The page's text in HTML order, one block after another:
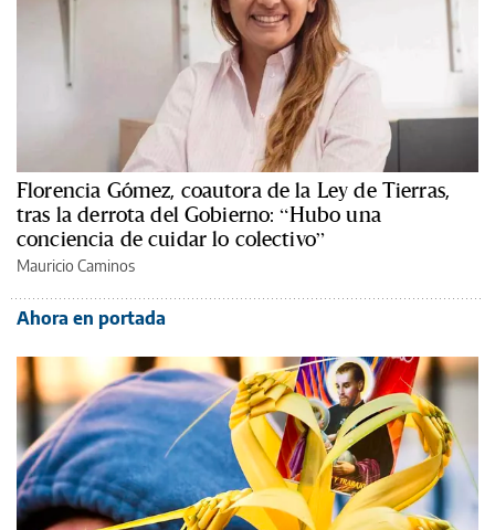
Florencia Gómez, coautora de la Ley de Tierras,
tras la derrota del Gobierno: “Hubo una
conciencia de cuidar lo colectivo”
Mauricio Caminos
Ahora en portada